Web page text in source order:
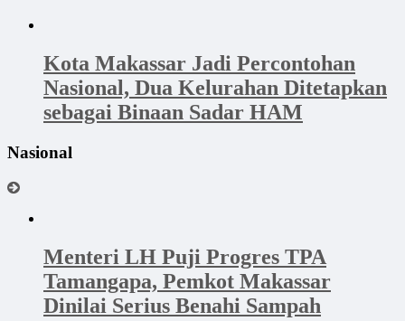
Kota Makassar Jadi Percontohan
Nasional, Dua Kelurahan Ditetapkan
sebagai Binaan Sadar HAM
Nasional
Menteri LH Puji Progres TPA
Tamangapa, Pemkot Makassar
Dinilai Serius Benahi Sampah